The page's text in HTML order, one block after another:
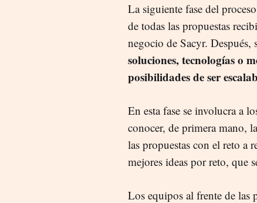
La siguiente fase del
de todas las propuestas
negocio de Sacyr. Después,
soluciones, tecnologías o
posibilidades de ser
En esta fase se involucra a
conocer, de primera mano,
las propuestas con el reto a
mejores ideas por reto, que
Los equipos al frente de las